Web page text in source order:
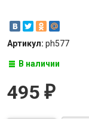
Артикул: ph577
В наличии
495 ₽